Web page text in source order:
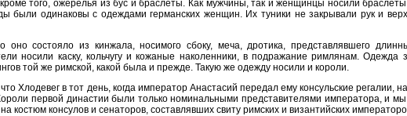
того, ожерелья из бус и браслеты. Как мужчины, так и женщинцы носили
были одинаковы с одеждами германских женщин. Их туники не закрывали рук и
оно состояло из кинжала, носимого сбоку, меча, дротика, представлявшего
носили каску, кольчугу и кожаные наколенники, в подражание римлянам.
той же римской, какой была и прежде. Такую же одежду носили и короли.
Хлодевег в тот день, когда император Анастасий передал ему консульские регалии,
первой династии были только номинальными представителями императора, и
костюм консулов и сенаторов, составлявших свиту римских и византийских